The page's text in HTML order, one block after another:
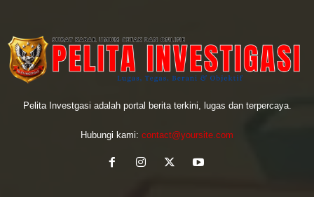
Pelita Investgasi adalah portal berita terkini, lugas dan terpercaya.
Hubungi kami: contact@yoursite.com